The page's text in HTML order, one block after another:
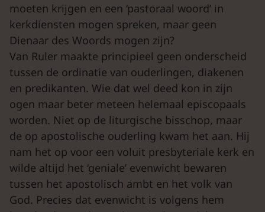
moeten krijgen en een ‘pastoraal woord’ in
kerkdiensten mogen spreken, maar geen
Dienaar des Woords mogen zijn?
Van Ruler maakte principieel geen onderscheid
tussen de ordinatie van ouderlingen, diakenen
en predikanten. Wie dat wel deed kon in zijn
ogen maar beter meteen helemaal episcopaals
worden. Niet op de liturgische bisschop, maar
de op apostolische ouderling kwam het aan. Hij
nam het op voor een voluit presbyteriale kerk en
wilde altijd het ‘geniale’ evenwicht bewaren
tussen het apostolisch ambt en het volk van
God. Precies dat evenwicht is volgens hem